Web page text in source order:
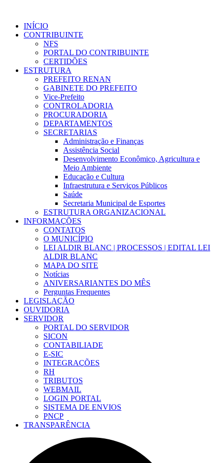
INÍCIO
CONTRIBUINTE
NFS
PORTAL DO CONTRIBUINTE
CERTIDÕES
ESTRUTURA
PREFEITO RENAN
GABINETE DO PREFEITO
Vice-Prefeito
CONTROLADORIA
PROCURADORIA
DEPARTAMENTOS
SECRETARIAS
Administração e Finanças
Assistência Social
Desenvolvimento Econômico, Agricultura e
Meio Ambiente
Educação e Cultura
Infraestrutura e Serviços Públicos
Saúde
Secretaria Municipal de Esportes
ESTRUTURA ORGANIZACIONAL
INFORMAÇÕES
CONTATOS
O MUNICÍPIO
LEI ALDIR BLANC | PROCESSOS | EDITAL LEI
ALDIR BLANC
MAPA DO SITE
Notícias
ANIVERSARIANTES DO MÊS
Perguntas Frequentes
LEGISLAÇÃO
OUVIDORIA
SERVIDOR
PORTAL DO SERVIDOR
SICON
CONTABILIADE
E-SIC
INTEGRAÇÕES
RH
TRIBUTOS
WEBMAIL
LOGIN PORTAL
SISTEMA DE ENVIOS
PNCP
TRANSPARÊNCIA